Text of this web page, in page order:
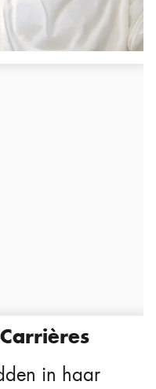
in haar